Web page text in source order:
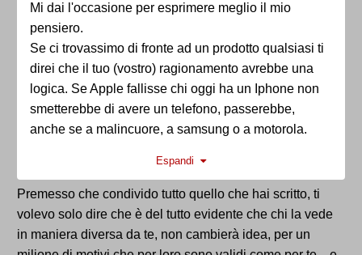
Mi dai l'occasione per esprimere meglio il mio
pensiero.
Se ci trovassimo di fronte ad un prodotto qualsiasi ti
direi che il tuo (vostro) ragionamento avrebbe una
logica. Se Apple fallisse chi oggi ha un Iphone non
smetterebbe di avere un telefono, passerebbe,
anche se a malincuore, a samsung o a motorola.
una industria qualsiasi con un prodotto qualsiasi. E'
l'industria (insieme a poche altre, penso ad esempio
a quella delle produzioni musicali) che associa al
"prodotto" una componete emozionale e di fedeltà
che le altre industrie nel pianeta solo si sognano.
Espandi
Premesso che condivido tutto quello che hai scritto, ti
volevo solo dire che è del tutto evidente che chi la vede
in maniera diversa da te, non cambierà idea, per un